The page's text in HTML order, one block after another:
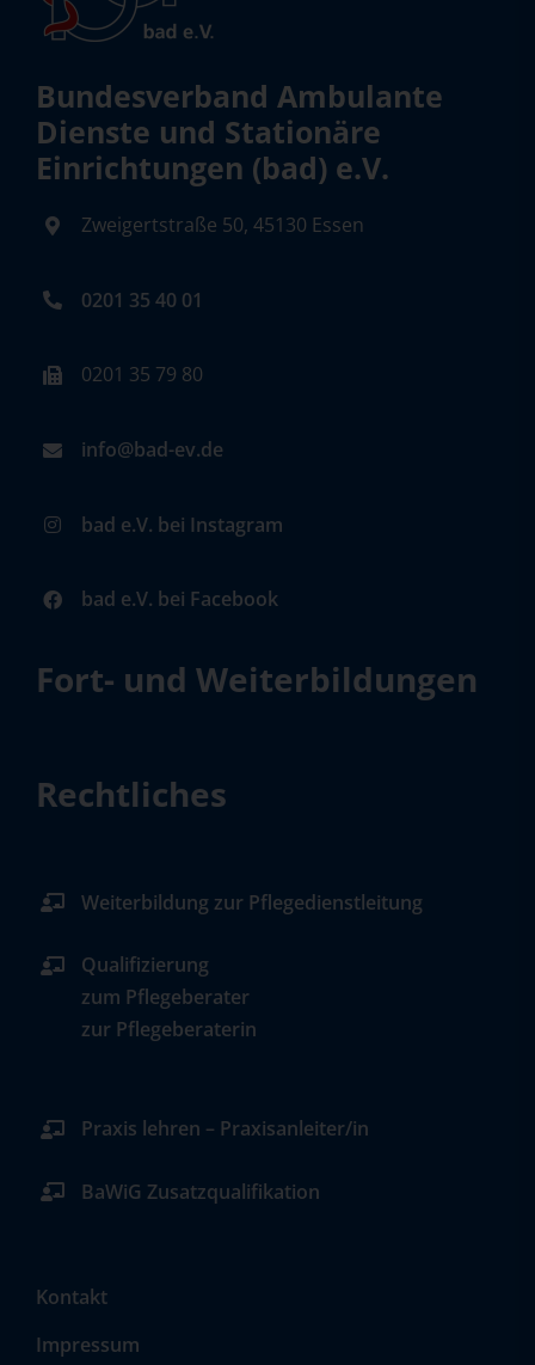
Bundesverband Ambulante
Dienste und Stationäre
Einrichtungen (bad) e.V.
Zweigertstraße 50, 45130 Essen
0201 35 40 01
0201 35 79 80
info@bad-ev.de
bad e.V. bei Instagram
bad e.V. bei Facebook
Fort- und Weiterbildungen
Rechtliches
Weiterbildung zur Pflegedienstleitung
Qualifizierung
zum Pflegeberater
zur Pflegeberaterin
Praxis lehren – Praxisanleiter/in
BaWiG Zusatzqualifikation
Kontakt
Impressum